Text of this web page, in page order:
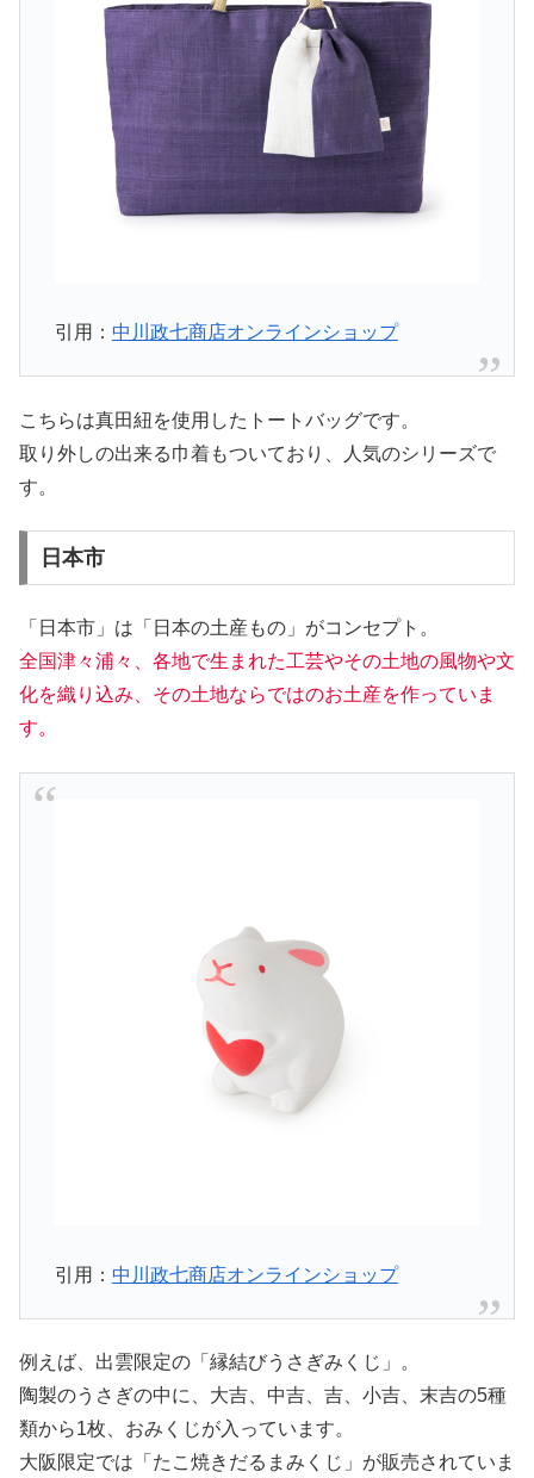
引用： 中川政七商店オンラインショップ
こちらは真田紐を使用したトートバッグです。
取り外しの出来る巾着もついており、人気のシリーズで
す。
日本市
「日本市」は「日本の土産もの」がコンセプト。
全国津々浦々、各地で生まれた工芸やその土地の風物や文
化を織り込み、その土地ならではのお土産を作っていま
す。
引用： 中川政七商店オンラインショップ
例えば、出雲限定の「縁結びうさぎみくじ」。
陶製のうさぎの中に、大吉、中吉、吉、小吉、末吉の5種
類から1枚、おみくじが入っています。
大阪限定では「たこ焼きだるまみくじ」が販売されていま